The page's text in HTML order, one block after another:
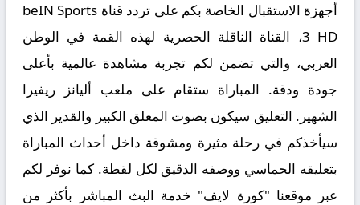
أجهزة الاستقبال الخاصة بكم على تردد قناة beIN Sports
3 HD، القناة الناقلة الحصرية لهذه القمة في الوطن
العربي، والتي تضمن لكم تجربة مشاهدة عالمية بأعلى
جودة ودقة. المباراة ستقام على ملعب أليانز ريفيرا
الشهير. التعليق سيكون بصوت المعلق الكبير والقدير الذي
سيأخذكم في رحلة مثيرة ومشوقة داخل أحداث المباراة
بتعليقه الحماسي ووصفه الدقيق لكل لقطة. كما نوفر لكم
عبر موقعنا "كورة لايف" خدمة البث المباشر بأكثر من